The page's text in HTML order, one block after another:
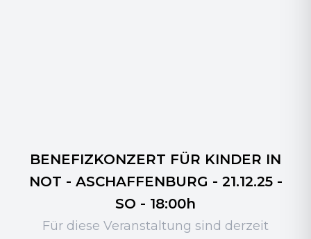
BENEFIZKONZERT FÜR KINDER IN
NOT - ASCHAFFENBURG - 21.12.25 -
SO - 18:00h
Für diese Veranstaltung sind derzeit